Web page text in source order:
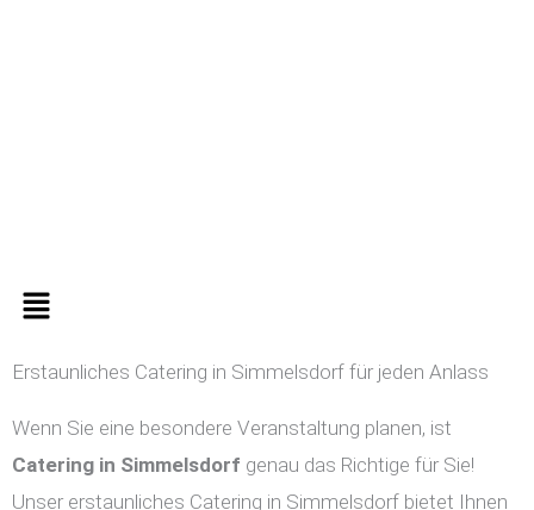
Menü
Erstaunliches Catering in Simmelsdorf für jeden Anlass
Wenn Sie eine besondere Veranstaltung planen, ist
Catering in Simmelsdorf genau das Richtige für Sie!
Unser erstaunliches Catering in Simmelsdorf bietet Ihnen